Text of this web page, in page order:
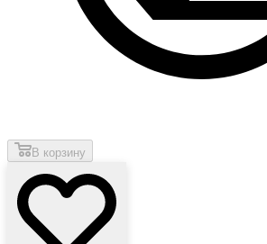
В корзину